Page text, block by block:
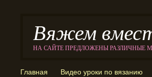
Вяжем
НА САЙТЕ ПРЕДЛОЖЕНЫ РАЗЛИЧНЫЕ
Главная Видео уроки по вязанию